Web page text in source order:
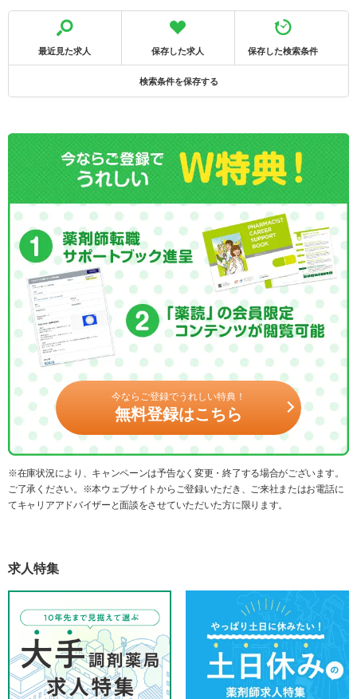
最近見た求人 保存した求人 保存した検索条件
検索条件を保存する
今ならご登録でうれしい特典！
無料登録はこちら
※在庫状況により、キャンペーンは予告なく変更・終了する場合がございます。
ご了承ください。※本ウェブサイトからご登録いただき、ご来社またはお電話に
てキャリアアドバイザーと面談をさせていただいた方に限ります。
求人特集